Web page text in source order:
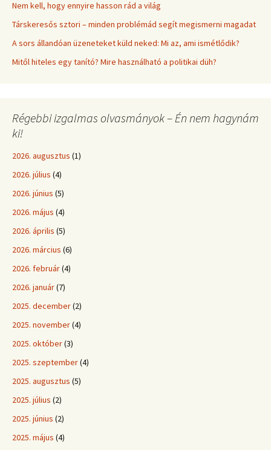
Nem kell, hogy ennyire hasson rád a világ
Társkeresős sztori – minden problémád segít megismerni magadat
A sors állandóan üzeneteket küld neked: Mi az, ami ismétlődik?
Mitől hiteles egy tanító? Mire használható a politikai düh?
Régebbi izgalmas olvasmányok – Én nem hagynám
ki!
2026. augusztus (1)
2026. július (4)
2026. június (5)
2026. május (4)
2026. április (5)
2026. március (6)
2026. február(4)
2026. január(7)
2025. december(2)
2025. november(4)
2025. október(3)
2025. szeptember(4)
2025. augusztus (5)
2025. július (2)
2025. június (2)
2025. május (4)